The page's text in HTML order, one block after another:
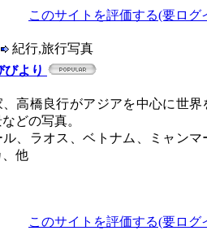
このサイトを評価する(要ログ
紀行,旅行写真
びより
、高橋良行がアジアを中心に世
どの写真。
ル、ラオス、ベトナム、ミャン
、他
このサイトを評価する(要ログ